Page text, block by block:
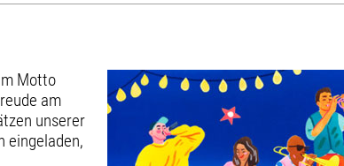
Motto
am
unserer
eingeladen,